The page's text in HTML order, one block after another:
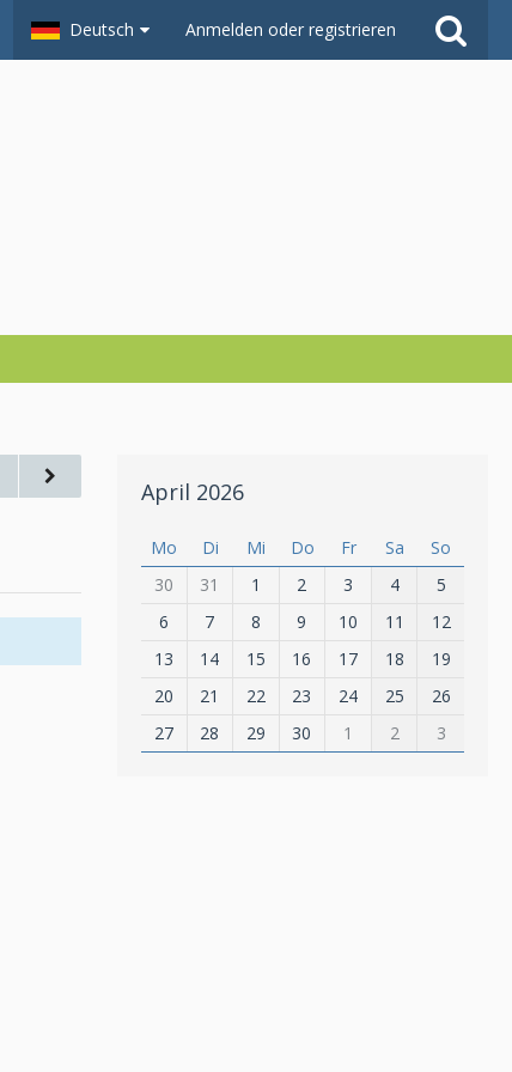
Deutsch Anmelden oder registrieren
April 2026
Mo Di Mi Do Fr Sa
So
30
31 1 2 3 4
5
6
7 8 9 10 11
12
13
14 15 16 17 18
19
20
21 22 23 24 25
26
27
28 29 30 1 2 3